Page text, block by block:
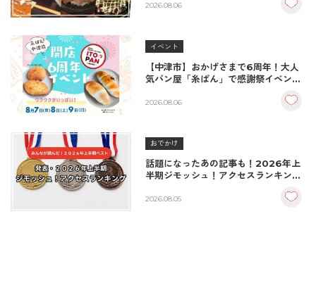
2026.08.06
イベント
【中津市】おかげさまで6周年！大人
気パン屋「糸ぱん」で感謝祭イベント
♪（8/7〜8/9）
2026.08.06
おでかけ
話題になったあの記事も！2026年上
半期ジモッシュ！アクセスランキング
2026.08.05